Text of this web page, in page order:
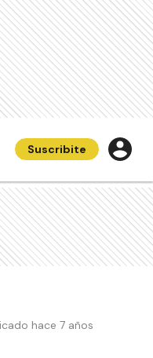
Suscribite
hace 7 años